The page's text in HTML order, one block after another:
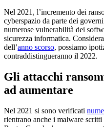
Nel 2021, l’incremento dei
cyberspazio da parte dei
numerose vulnerabilità dei
sicurezza informatica.
dell’anno scorso, possiamo
contraddistingueranno il 2022.
Gli attacchi
ad aumentare
Nel 2021 si sono verificati
rientrano anche i malware